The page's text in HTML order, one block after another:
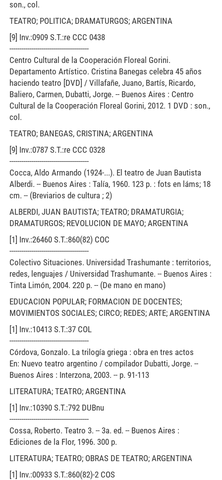
son., col.
TEATRO; POLITICA; DRAMATURGOS; ARGENTINA
[9] Inv.:0909 S.T.:re CCC 0438
----------------------------------------
Centro Cultural de la Cooperación Floreal Gorini.
Departamento Artístico. Cristina Banegas celebra 45 años
haciendo teatro [DVD] / Villafañe, Juano, Bartís, Ricardo,
Baliero, Carmen, Dubatti, Jorge. -- Buenos Aires : Centro
Cultural de la Cooperación Floreal Gorini, 2012. 1 DVD : son.,
col.
TEATRO; BANEGAS, CRISTINA; ARGENTINA
[9] Inv.:0787 S.T.:re CCC 0328
----------------------------------------
Cocca, Aldo Armando (1924-...). El teatro de Juan Bautista
Alberdi. -- Buenos Aires : Talía, 1960. 123 p. : fots en láms; 18
cm. -- (Breviarios de cultura ; 2)
ALBERDI, JUAN BAUTISTA; TEATRO; DRAMATURGIA;
DRAMATURGOS; REVOLUCION DE MAYO; ARGENTINA
[1] Inv.:26460 S.T.:860(82) COC
----------------------------------------
Colectivo Situaciones. Universidad Trashumante : territorios,
redes, lenguajes / Universidad Trashumante. -- Buenos Aires :
Tinta Limón, 2004. 220 p. -- (De mano en mano)
EDUCACION POPULAR; FORMACION DE DOCENTES;
MOVIMIENTOS SOCIALES; CIRCO; REDES; ARTE; ARGENTINA
[1] Inv.:10413 S.T.:37 COL
----------------------------------------
Córdova, Gonzalo. La trilogía griega : obra en tres actos
En: Nuevo teatro argentino / compilador Dubatti, Jorge. --
Buenos Aires : Interzona, 2003. -- p. 91-113
LITERATURA; TEATRO; ARGENTINA
[1] Inv.:10390 S.T.:792 DUBnu
----------------------------------------
Cossa, Roberto. Teatro 3. -- 3a. ed. -- Buenos Aires :
Ediciones de la Flor, 1996. 300 p.
LITERATURA; TEATRO; OBRAS DE TEATRO; ARGENTINA
[1] Inv.:00933 S.T.:860(82)-2 COS